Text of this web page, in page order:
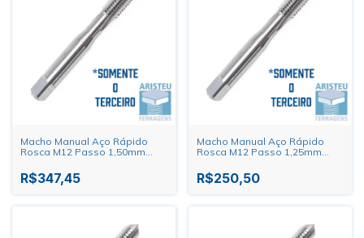
Macho Manual Aço Rápido
Rosca M12 Passo 1,50mm
R$347,45
Macho Manual Aço Rápido
Rosca M12 Passo 1,25mm
R$250,50